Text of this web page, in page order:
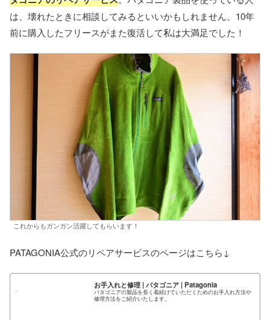
は、壊れたときに相談してみるといいかもしれません。10年
前に購入したフリースがまた復活して私は大満足でした！
これからもガンガン活躍してもらいます！
PATAGONIA公式のリペアサービスのページはこちら↓
お手入れと修理 | パタゴニア | Patagonia
パタゴニアの製品を長く着続けていただくためのお手入れ方法や
修理方法をご紹介いたします。